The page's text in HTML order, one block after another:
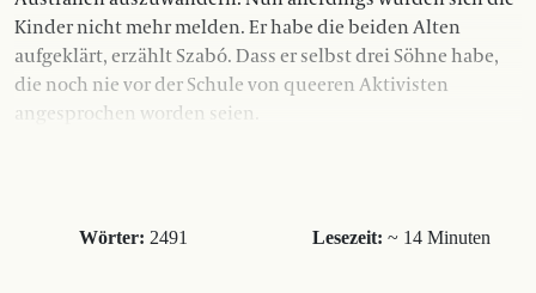
Kinder nicht mehr melden. Er habe die beiden Alten
aufgeklärt, erzählt Szabó. Dass er selbst drei Söhne habe,
die noch nie vor der Schule von queeren Aktivisten
angesprochen worden seien.
Wörter: 2491 Lesezeit: ~ 14 Minuten